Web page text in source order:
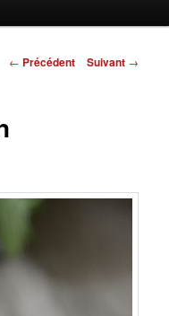
Navigation
← Précédent Suivant →